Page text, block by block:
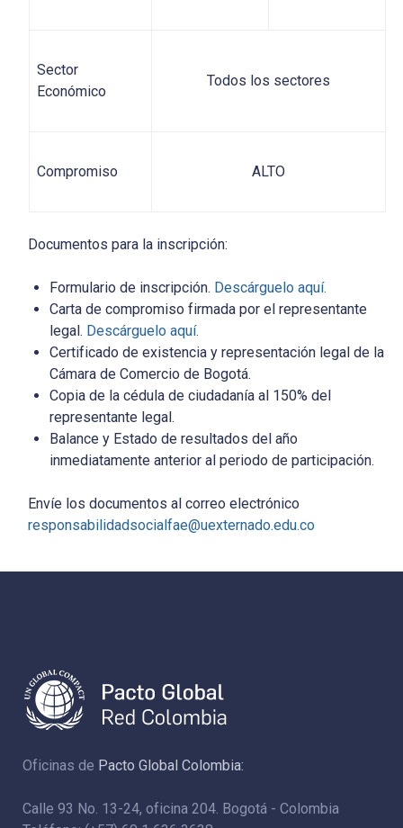
Sector
Económico
Todos los sectores
Compromiso ALTO
Documentos para la inscripción:
Formulario de inscripción. Descárguelo aquí.
Carta de compromiso firmada por el representante
legal. Descárguelo aquí.
Certificado de existencia y representación legal de la
Cámara de Comercio de Bogotá.
Copia de la cédula de ciudadanía al 150% del
representante legal.
Balance y Estado de resultados del año
inmediatamente anterior al periodo de participación.
Envíe los documentos al correo electrónico
responsabilidadsocialfae@uexternado.edu.co
Oficinas de Pacto Global Colombia:
Calle 93 No. 13-24, oficina 204. Bogotá - Colombia